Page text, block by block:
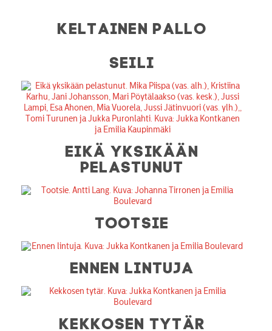
KELTAINEN PALLO
SEILI
EIKÄ YKSIKÄÄN
PELASTUNUT
TOOTSIE
ENNEN LINTUJA
KEKKOSEN TYTÄR